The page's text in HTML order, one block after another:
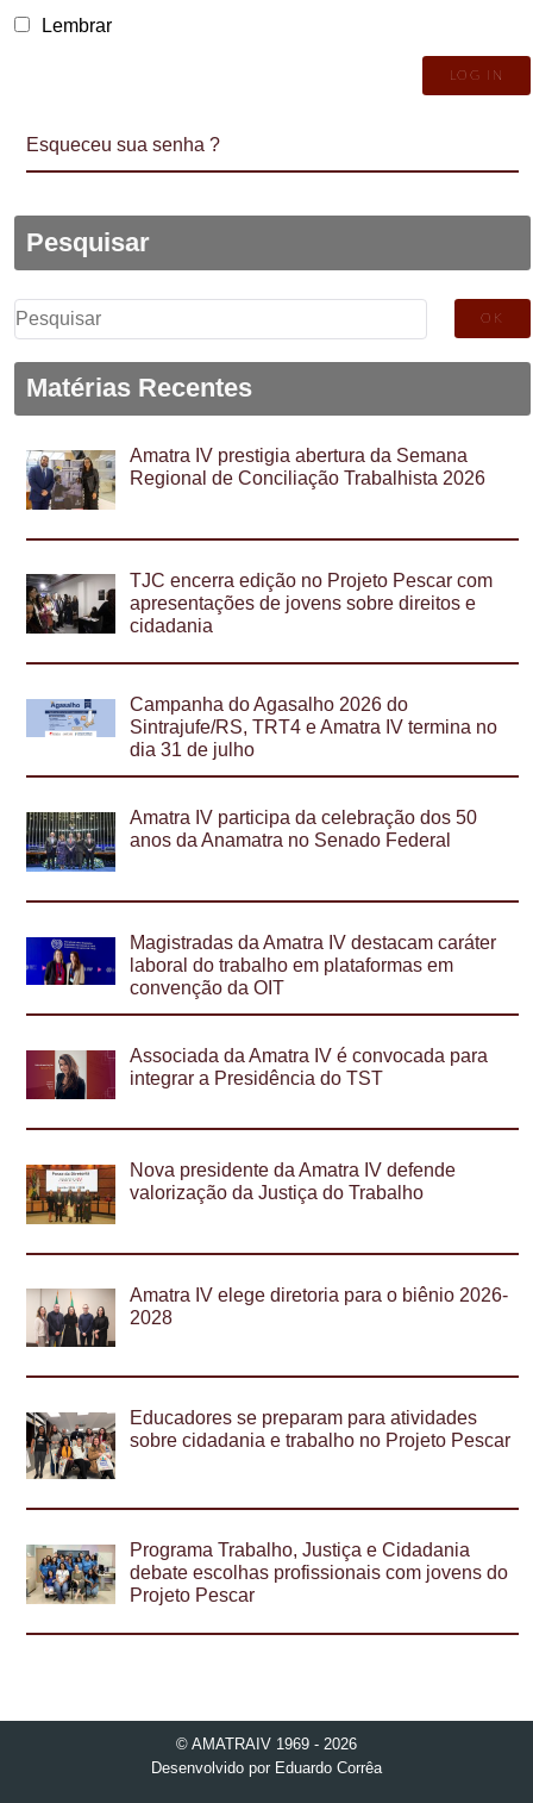
Lembrar
Esqueceu sua senha ?
Pesquisar
Pesquisar
por:
Matérias Recentes
Amatra IV prestigia abertura da Semana
Regional de Conciliação Trabalhista 2026
TJC encerra edição no Projeto Pescar com
apresentações de jovens sobre direitos e
cidadania
Campanha do Agasalho 2026 do
Sintrajufe/RS, TRT4 e Amatra IV termina no
dia 31 de julho
Amatra IV participa da celebração dos 50
anos da Anamatra no Senado Federal
Magistradas da Amatra IV destacam caráter
laboral do trabalho em plataformas em
convenção da OIT
Associada da Amatra IV é convocada para
integrar a Presidência do TST
Nova presidente da Amatra IV defende
valorização da Justiça do Trabalho
Amatra IV elege diretoria para o biênio 2026-
2028
Educadores se preparam para atividades
sobre cidadania e trabalho no Projeto Pescar
Programa Trabalho, Justiça e Cidadania
debate escolhas profissionais com jovens do
Projeto Pescar
© AMATRAIV 1969 - 2026
Desenvolvido por Eduardo Corrêa